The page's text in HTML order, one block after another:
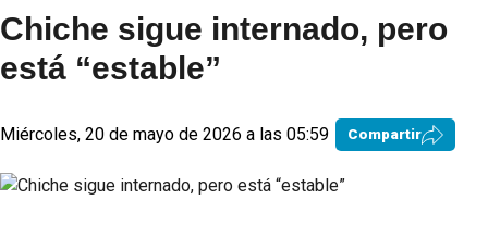
Chiche sigue internado, pero
está “estable”
Miércoles, 20 de mayo de 2026 a las 05:59 Compartir